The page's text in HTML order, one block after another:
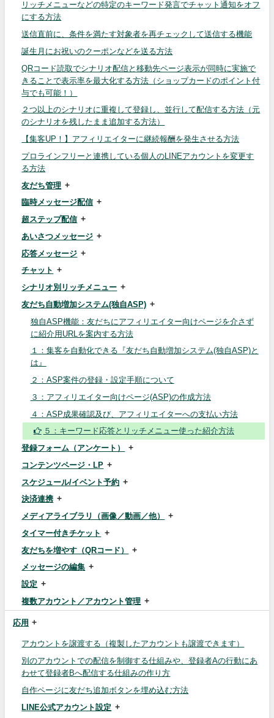
リッチメニューなどの特定のキーワード発言でチャット通知をオフ
にする方法
送信直前に、条件を満たす対象者を再チェックして送信する機能
誕生月にお祝いのクーポンなどを送る方法
QRコード読取でシナリオ配信と移動先ページ表示が同時に実施で
きることで表示率を最大化する方法（ショップカードのポイント付
与でも可能！）
２つ以上のシナリオに重複して登録し、並行して配信する方法（元
のシナリオを残したまま追加する方法）
【集客UP！】アフィリエイターに継続報酬を発生させる方法
プロラインフリーと連携している個人のLINEアカウントを変更す
る方法
友だち管理
臨時メッセージ配信
超ステップ配信
あいさつメッセージ
応答メッセージ
チャット
シナリオ別リッチメニュー
友だち自動増加システム(独自ASP)
独自ASP機能：友だちにアフィリエイター向けページを介さず
に紹介用URLを案内する方法
１：集客を自動化できる『友だち自動増加システム(独自ASP)と
は』
２：ASP案件の登録・設定手順について
３：アフィリエイター向けページ(ASP)の作成方法
４：ASP成果確認及び、アフィリエイターへの支払い方法
５：キーワード応答とリッチメニュー使った紹介方法
登録フォーム（アンケート）
コンテンツページ・LP
スケジュール/イベント予約
決済連携
メディアライブラリ（画像／動画／他）
タイマー付きチケット
友だちを増やす（QRコード）
メッセージの編集
設定
複数アカウント／アカウント管理
応用
アカウントを譲渡する（複製したアカウントも譲渡できます）
別のアカウントでの配信を制御する仕組みや、登録者Aの行動にあ
わせて登録者Bへ配信する仕組みの作り方
自作ページに友だち追加ボタンを埋め込む方法
LINE公式アカウント設定